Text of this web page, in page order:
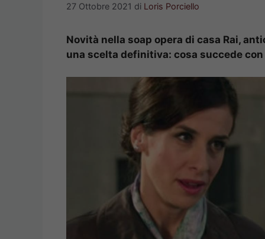
27 Ottobre 2021 di Loris Porciello
Novità nella soap opera di casa Rai,
una scelta definitiva: cosa succede con